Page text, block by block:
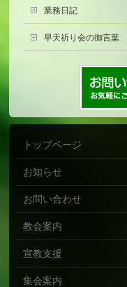
業務日記
早天祈り会の御言葉
トップページ
お知らせ
お問い合わせ
教会案内
宣教支援
集会案内